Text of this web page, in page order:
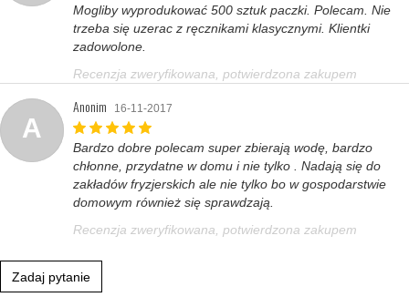
Mogliby wyprodukować 500 sztuk paczki. Polecam. Nie
trzeba się uzerac z ręcznikami klasycznymi. Klientki
zadowolone.
Recenzja zweryfikowana, potwierdzona zakupem
A
Anonim 16-11-2017
Bardzo dobre polecam super zbierają wodę, bardzo
chłonne, przydatne w domu i nie tylko . Nadają się do
zakładów fryzjerskich ale nie tylko bo w gospodarstwie
domowym również się sprawdzają.
Recenzja zweryfikowana, potwierdzona zakupem
Zadaj pytanie